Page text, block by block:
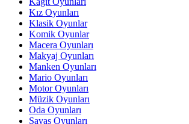
Kız Oyunları
Klasik Oyunlar
Komik Oyunlar
Macera Oyunları
Makyaj Oyunları
Manken Oyunları
Mario Oyunları
Motor Oyunları
Müzik Oyunları
Oda Oyunları
Savas Oyunları